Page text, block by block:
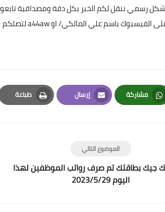
رسمي ننقل لكم الخبر بكل دقة ومصداقية
عن طريق البحث بأسم ميس سات للاشتراك بكافة حساباتنا على تليجرام ويوتيوب وعلى الفيسبوك باسم علي المالكي/ او a44aw لتصلكم
مشاركة
Whatsapp
إرسال
Email
طباعة
Print
الموضوع التالي
جيك بطاقتك تم صرف رواتب الموظفين لهذا
اليوم 2023/5/29
علي المالكي
24 مارس 2022